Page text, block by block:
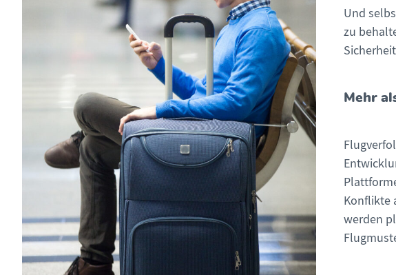
Und
zu
Mehr
Konflikte
werden